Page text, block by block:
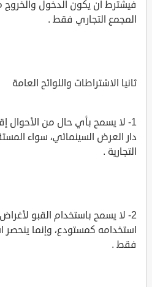
فيشترط أن يكون الدخول
المجمع التجاري فقط .
ثانيا الاشتراطات واللوائح العامة
1- لا يسمح بأي حال من الأحوال
دار العرض السينمائي، سواء
التجارية .
2- لا يسمح باستخدام القبو
استخدامه كمستودع، وإنما
فقط .